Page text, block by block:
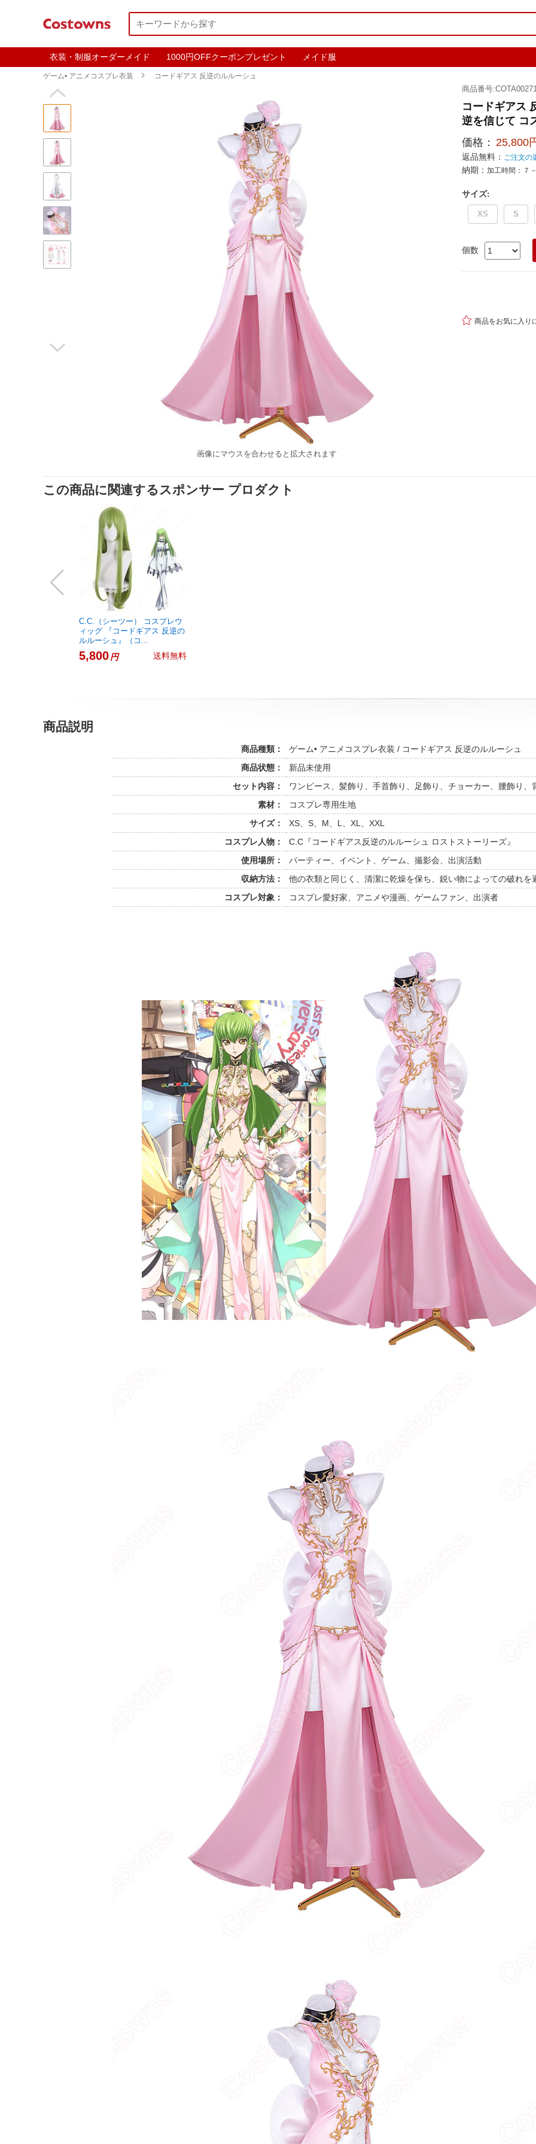
衣装・制服オーダーメイド 1000円OFFクーポンプレゼント メイド服
ゲーム• アニメコスプレ衣装  コードギアス 反逆のルルーシュ


画像にマウスを合わせると拡大されます
商品番号
コードギアス
逆を信じて コ
価格： 25,800
返品無料： ご注文の
納期： 加工時間：７
サイズ:
XS S
個数
 商品をお気に入り
この商品に関連するスポンサー プロダクト
C.C.（シーツー） コスプレウ
ィッグ 『コードギアス 反逆の
ルルーシュ』（コ...
5,800円 送料無料
商品説明
商品種類：
ゲーム• アニメコスプレ衣装 / コードギアス 反逆のルルーシュ
商品状態：
新品未使用
セット内容：
ワンピース、髪飾り、手首飾り、足飾り、チョーカー、腰飾り
素材：
コスプレ専用生地
サイズ：
XS、S、M、L、XL、XXL
コスプレ人物：
C.C『コードギアス反逆のルルーシュ ロストストーリーズ』
使用場所：
パーティー、イベント、ゲーム、撮影会、出演活動
収納方法：
他の衣類と同じく、清潔に乾燥を保ち、鋭い物によっての破れを
コスプレ対象：
コスプレ愛好家、アニメや漫画、ゲームファン、出演者